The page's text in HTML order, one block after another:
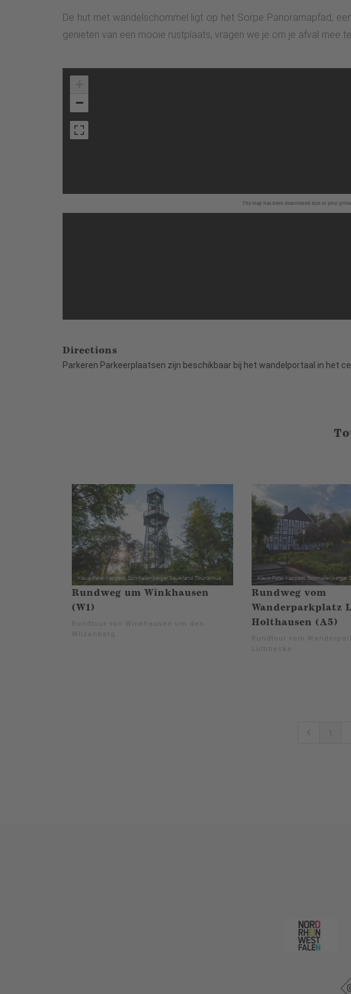
De hut met wandelschommel ligt op het Sorpe Panoramapfad,
genieten van een mooie rustplaats, vragen we je om je afval mee
The map has been deactivated due to your
−
Directions
Parkeren Parkeerplaatsen zijn beschikbaar bij het wandelportaal in het
Rundweg um Winkhausen
(W1)
Rundtour von Winkhausen um den
Wilzenberg.
Rundweg vom
Wanderparkplatz
Holthausen (A5)
Rundtour vom
Lüttmecke.
1